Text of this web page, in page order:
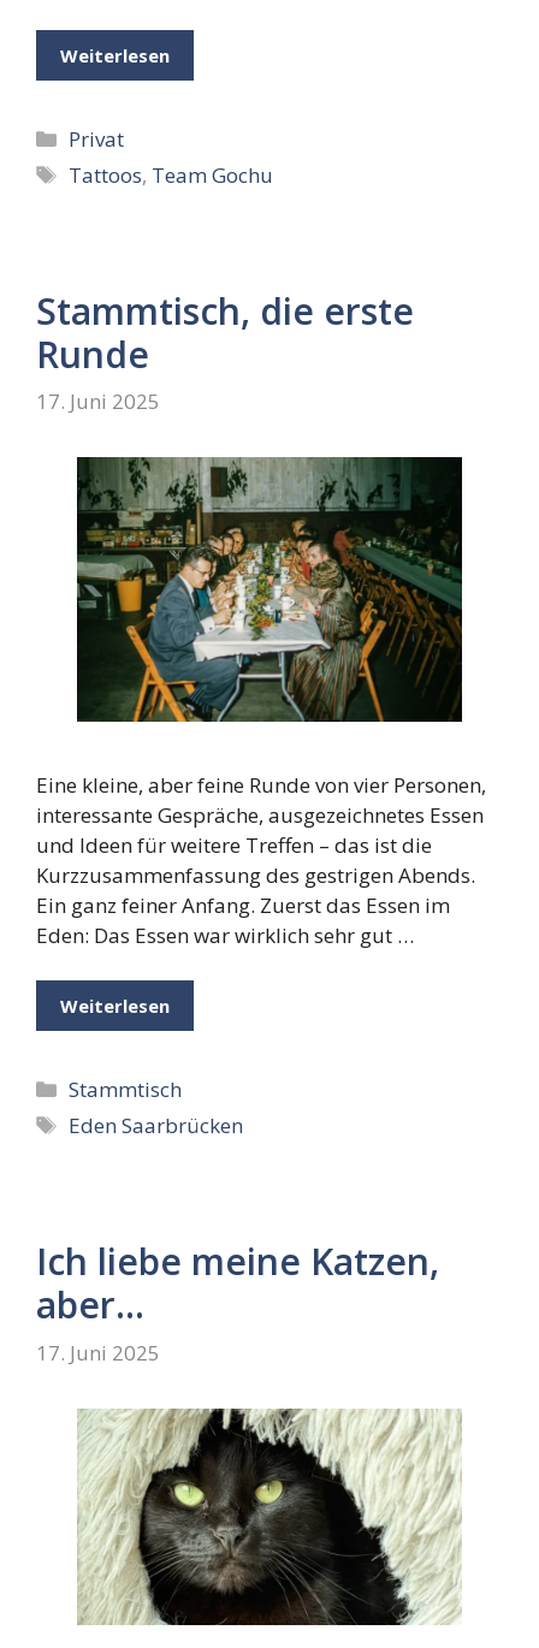
Weiterlesen
Kategorien
Privat
Schlagwörter
Tattoos, Team Gochu
Stammtisch, die erste
Runde
17. Juni 2025
Eine kleine, aber feine Runde von vier Personen,
interessante Gespräche, ausgezeichnetes Essen
und Ideen für weitere Treffen – das ist die
Kurzzusammenfassung des gestrigen Abends.
Ein ganz feiner Anfang. Zuerst das Essen im
Eden: Das Essen war wirklich sehr gut …
Weiterlesen
Kategorien
Stammtisch
Schlagwörter
Eden Saarbrücken
Ich liebe meine Katzen,
aber…
17. Juni 2025